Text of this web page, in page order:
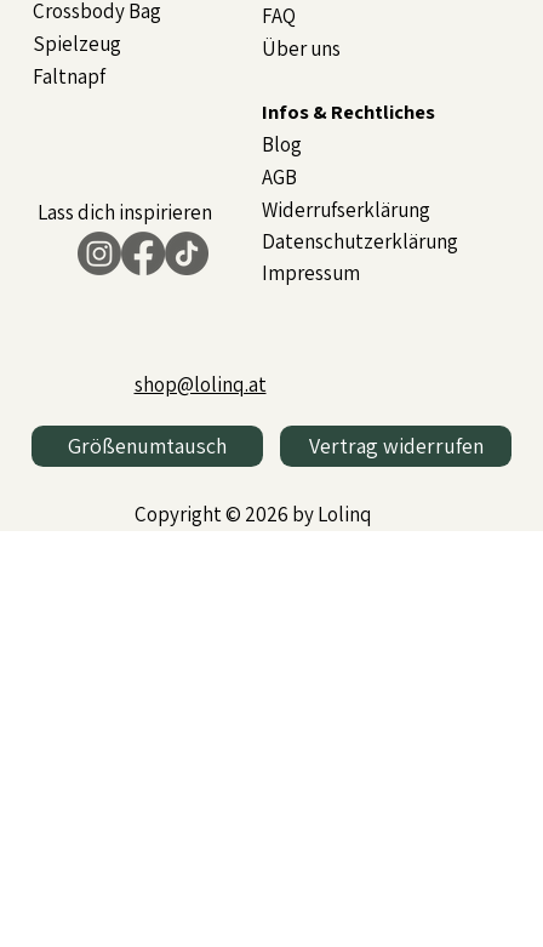
Crossbody Bag
Spielzeug
Faltnapf
Über uns
FAQ
shop@lolinq.at
Größenumtausch Vertrag widerrufen
Copyright © 2026 by Lolinq
Infos & Rechtliches
Blog
AGB
Widerrufserklärung
Datenschutzerklärung
Impressum
Lass dich inspirieren